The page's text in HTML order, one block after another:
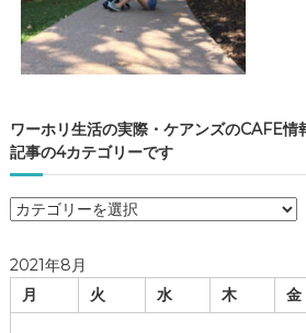
ワーホリ生活の実際・ケアンズのCAFE情
記事の4カテゴリーです
ワ
リ
生
2021年8月
月
火 水 木 金